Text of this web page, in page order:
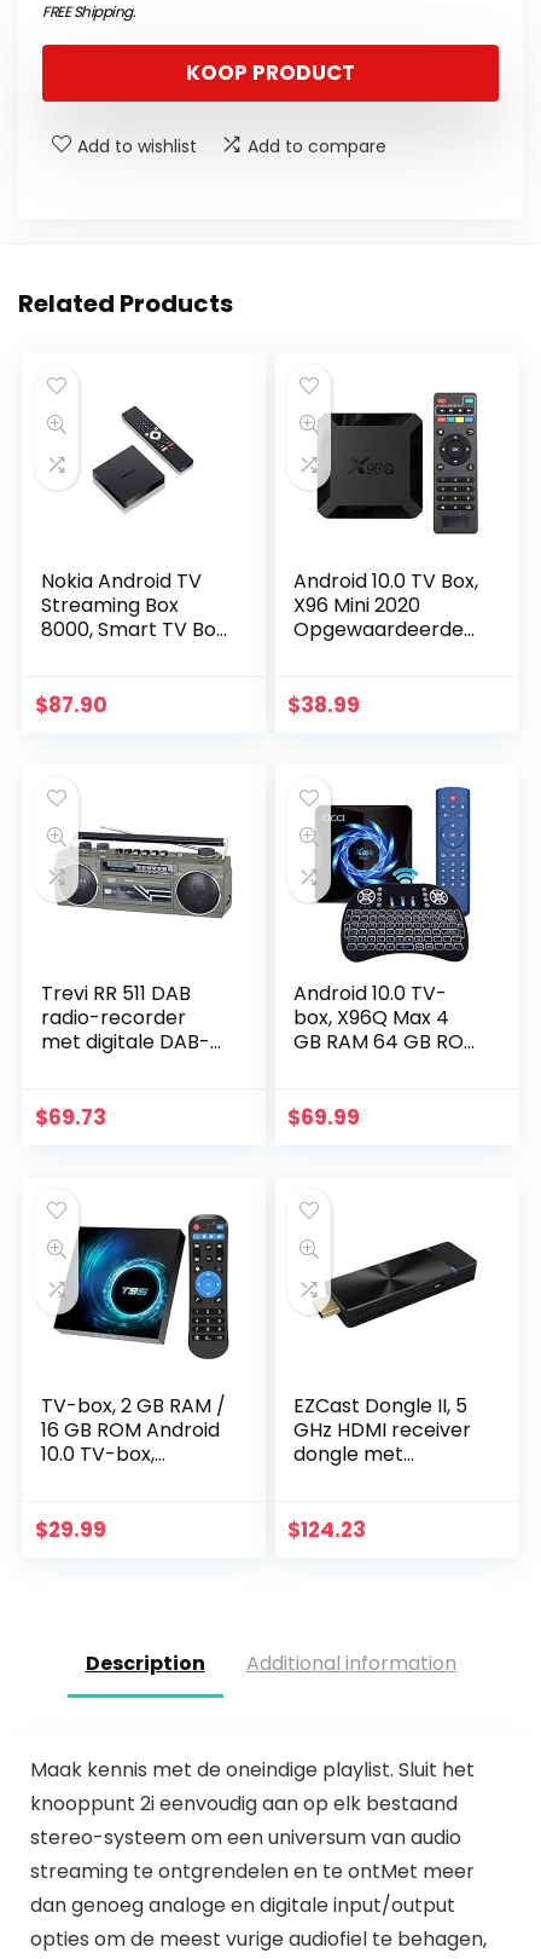
FREE Shipping.
KOOP PRODUCT
Add to wishlist Add to compare
Related Products
Nokia Android TV
Streaming Box
8000, Smart TV Box
Chromecast, WiFi,
$87.90
Android 10.0 TV Box,
X96 Mini 2020
Opgewaardeerde
Smart TV Box
$38.99
Trevi RR 511 DAB
radio-recorder
met digitale DAB-
Recorder-functie
$69.73
Android 10.0 TV-
box, X96Q Max 4
GB RAM 64 GB ROM
keyboard Allwinner
$69.99
TV-box, 2 GB RAM /
16 GB ROM Android
10.0 TV-box,
GHz WiFi/Ethernet
$29.99
EZCast Dongle II, 5
GHz HDMI receiver
dongle met
apparaten met
$124.23
Description Additional information
Maak kennis met de oneindige playlist. Sluit het
knooppunt 2i eenvoudig aan op elk bestaand
stereo-systeem om een universum van audio
streaming te ontgrendelen en te ontMet meer
dan genoeg analoge en digitale input/output
opties om de meest vurige audiofiel te behagen,